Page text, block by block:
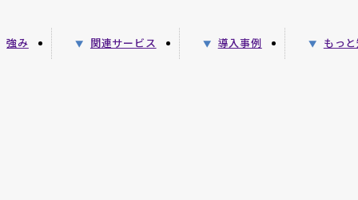
強み 関連サービス 導入事例 もっ